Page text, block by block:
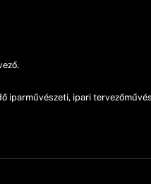
iparművészeti, ipari